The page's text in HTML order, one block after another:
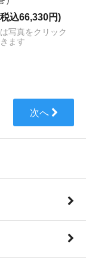
込66,330円)
写真をクリック
ます
次へ